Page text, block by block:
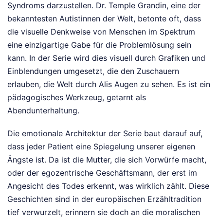
Syndroms darzustellen. Dr. Temple Grandin, eine der
bekanntesten Autistinnen der Welt, betonte oft, dass
die visuelle Denkweise von Menschen im Spektrum
eine einzigartige Gabe für die Problemlösung sein
kann. In der Serie wird dies visuell durch Grafiken und
Einblendungen umgesetzt, die den Zuschauern
erlauben, die Welt durch Alis Augen zu sehen. Es ist ein
pädagogisches Werkzeug, getarnt als
Abendunterhaltung.
Die emotionale Architektur der Serie baut darauf auf,
dass jeder Patient eine Spiegelung unserer eigenen
Ängste ist. Da ist die Mutter, die sich Vorwürfe macht,
oder der egozentrische Geschäftsmann, der erst im
Angesicht des Todes erkennt, was wirklich zählt. Diese
Geschichten sind in der europäischen Erzähltradition
tief verwurzelt, erinnern sie doch an die moralischen